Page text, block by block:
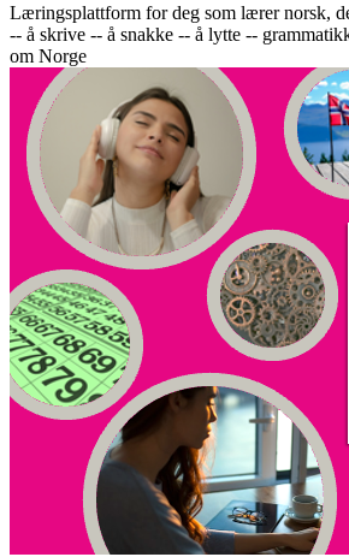
Læringsplattform for deg som lærer norsk,
-- å skrive -- å snakke -- å lytte --
om Norge